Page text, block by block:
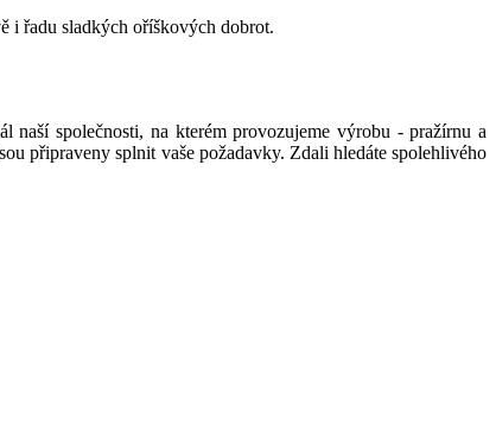
i řadu sladkých oříškových dobrot.
naší společnosti, na kterém provozujeme výrobu - pražírnu a
připraveny splnit vaše požadavky. Zdali hledáte spolehlivého